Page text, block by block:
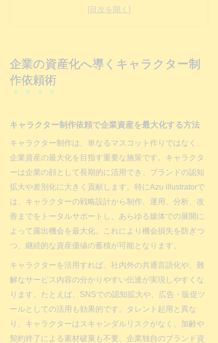
キャラクター制作会社選びで失敗しない依
頼術のポイント
Azu illustratorの特徴と問い合わせのポイント
Azu illustratorへキャラクター制作を依頼す
る理由
問い合わせ時に確認したいAzu illustratorの
強み
キャラクター制作依頼におけるAzu
illustratorの実績
キャラクター制作の流れとAzu illustratorの
違い
キャラクター制作依頼でブランド認知度を
高める方法
企業の資産化へ導くキャラクター制
作依頼術
キャラクター制作依頼で企業資産を最大化する方法
キャラクター制作は、単なるマスコット作りではなく、
企業資産の最大化を目指す重要な施策です。キャラクタ
ーは企業の顔として長期的に活用でき、ブランドの認知
拡大や差別化に大きく貢献します。特にAzu illustratorで
は、キャラクターの戦略設計から制作、運用、分析、改
善までをトータルサポートし、あらゆる媒体での展開に
よって露出機会を最大化。これにより機会損失を防ぎつ
つ、継続的な資産価値の蓄積が可能となります。
キャラクターを活用すれば、社内外の共通言語化や、難
解なサービス内容の分かりやすい伝達が実現しやすくな
ります。たとえば、SNSでの認知拡大や、広告・販促ツ
ールとしての活用も効果的です。タレント起用と異な
り、キャラクターはスキャンダルリスクがなく、加齢や
契約終了による素材破棄も不要。企業独自のブランド資